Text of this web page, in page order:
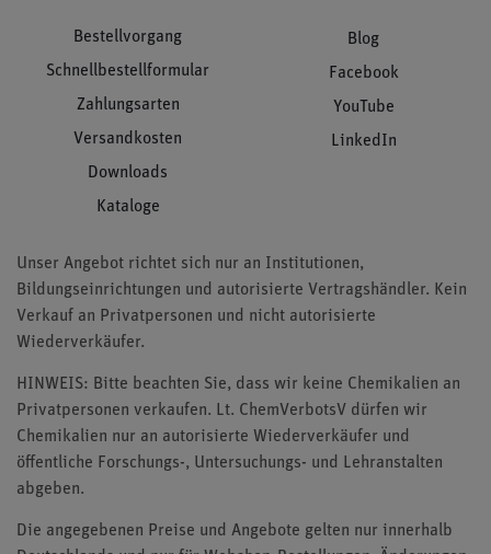
Bestellvorgang
Schnellbestellformular
Zahlungsarten
Versandkosten
Downloads
Kataloge
Blog
Facebook
YouTube
LinkedIn
Unser Angebot richtet sich nur an Institutionen,
Bildungseinrichtungen und autorisierte Vertragshändler. Kein
Verkauf an Privatpersonen und nicht autorisierte
Wiederverkäufer.
HINWEIS: Bitte beachten Sie, dass wir keine Chemikalien an
Privatpersonen verkaufen. Lt. ChemVerbotsV dürfen wir
Chemikalien nur an autorisierte Wiederverkäufer und
öffentliche Forschungs-, Untersuchungs- und Lehranstalten
abgeben.
Die angegebenen Preise und Angebote gelten nur innerhalb